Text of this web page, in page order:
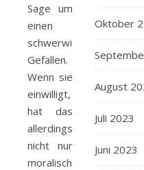
Sage um
einen
schwerwiegenden
Gefallen.
Wenn sie
einwilligt,
hat das
allerdings
nicht nur
moralische,
Oktober
August
Juli 2023
Juni 2023